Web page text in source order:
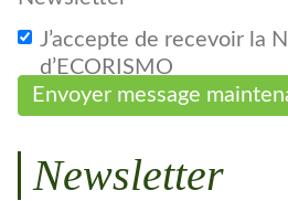
J’accepte de recevoir la
d’ECORISMO
Envoyer message
Newsletter